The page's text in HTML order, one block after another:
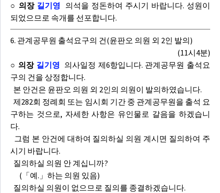
○ 의장 길기영 의석을 정돈하여 주시기 바랍니다. 성원이
되었으므로 속개를 선포합니다.
6. 관계공무원 출석요구의 건(윤판오 의원 외 2인 발의)
(11시4분)
○ 의장 길기영 의사일정 제6항입니다. 관계공무원 출석요
구의 건을 상정합니다.
본 안건은 윤판오 의원 외 2인의 의원이 발의하였습니다.
제282회 정례회 또는 임시회 기간 중 관계공무원을 출석 요
구하는 것으로, 자세한 사항은 유인물로 갈음을 하겠습니
다.
그럼 본 안건에 대하여 질의하실 의원 계시면 질의하여 주
시기 바랍니다.
질의하실 의원 안 계십니까?
(「예.」하는 의원 있음)
질의하실 의원이 없으므로 질의를 종결하겠습니다.